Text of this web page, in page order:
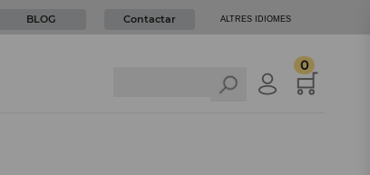
BLOG Contactar ALTRES IDIOMES
0